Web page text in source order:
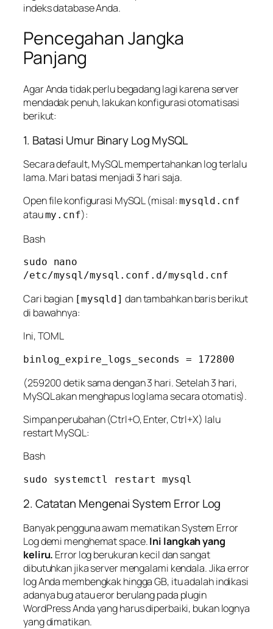
indeks database Anda.
Pencegahan Jangka
Panjang
Agar Anda tidak perlu begadang lagi karena server
mendadak penuh, lakukan konfigurasi otomatisasi
berikut:
1. Batasi Umur Binary Log MySQL
Secara default, MySQL mempertahankan log terlalu
lama. Mari batasi menjadi 3 hari saja.
Open file konfigurasi MySQL (misal:mysqld.cnf
ataumy.cnf):
Bash
sudo nano
Cari bagian [mysqld] dan tambahkan baris berikut
di bawahnya:
Ini, TOML
(259200 detik sama dengan 3 hari. Setelah 3 hari,
MySQL akan menghapus log lama secara otomatis).
Simpan perubahan (Ctrl+O, Enter, Ctrl+X) lalu
restart MySQL:
Bash
2. Catatan Mengenai System Error Log
Banyak pengguna awam mematikanSystem Error
Logdemi menghemat space.Ini langkah yang
keliru. Error log berukuran kecil dan sangat
dibutuhkan jika server mengalami kendala. Jika error
log Anda membengkak hingga GB, itu adalah indikasi
adanyabugatau eror berulang pada plugin
WordPress Anda yang harus diperbaiki, bukan lognya
yang dimatikan.